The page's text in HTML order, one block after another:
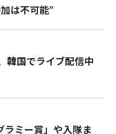
は不可能”
韓国でライブ配信中
ミー賞」や入隊ま